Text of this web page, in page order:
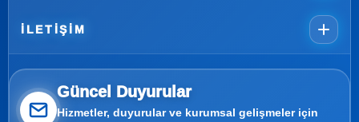
İLETIŞIM
Güncel Duyurular
Hizmetler, duyurular ve kurumsal gelişmeler için